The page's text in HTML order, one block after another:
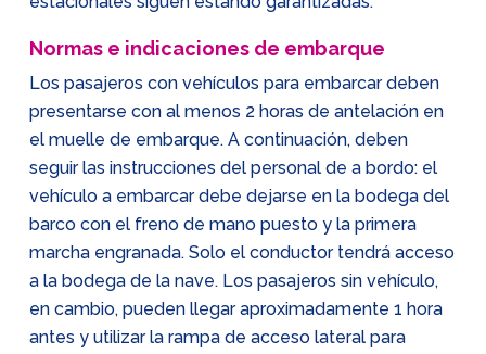
Normas e indicaciones de embarque
Los pasajeros con vehículos para embarcar deben
presentarse con al menos 2 horas de antelación en
el muelle de embarque. A continuación, deben
seguir las instrucciones del personal de a bordo: el
vehículo a embarcar debe dejarse en la bodega del
barco con el freno de mano puesto y la primera
marcha engranada. Solo el conductor tendrá acceso
a la bodega de la nave. Los pasajeros sin vehículo,
en cambio, pueden llegar aproximadamente 1 hora
antes y utilizar la rampa de acceso lateral para